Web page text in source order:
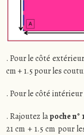
. Pour le côté
cm + 1.5 pour les
. Pour le côté intérieur
. Rajoutez lapoche n°
21 cm + 1.5 cm pour